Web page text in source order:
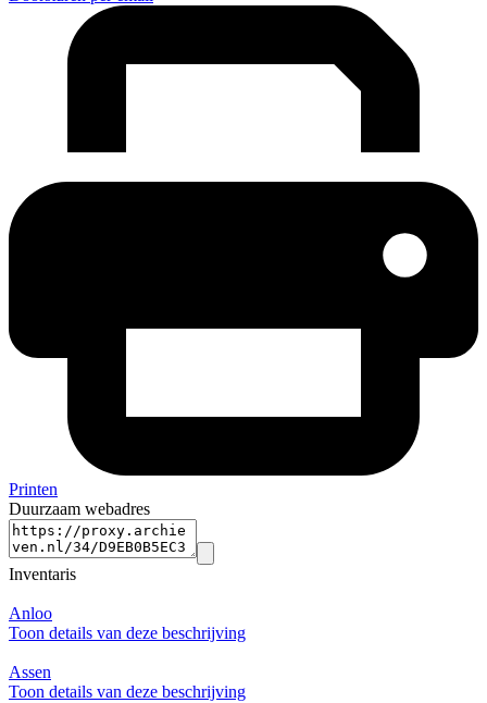
Printen
Duurzaam webadres
Inventaris
Anloo
Toon details van deze beschrijving
Assen
Toon details van deze beschrijving